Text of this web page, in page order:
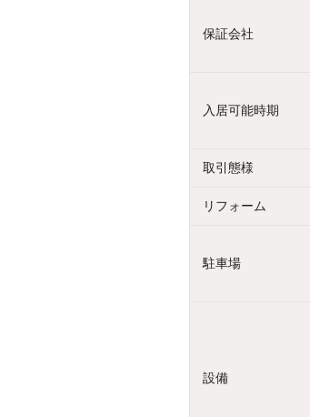
保証会社
入居可能時期
取引態様
リフォーム
駐車場
設備